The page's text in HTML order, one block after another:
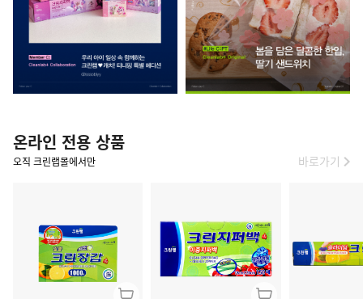
온라인 전용 상품
오직 크린랩몰에서만 바로가기